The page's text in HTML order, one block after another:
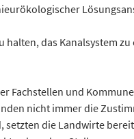
das Kanalsystem
Fachstellen und
nicht immer die
die Landwirte